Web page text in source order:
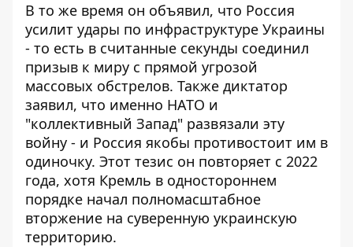
В то же время он объявил, что Россия
усилит удары по инфраструктуре Украины
- то есть в считанные секунды соединил
призыв к миру с прямой угрозой
массовых обстрелов. Также диктатор
заявил, что именно НАТО и
"коллективный Запад" развязали эту
войну - и Россия якобы противостоит им в
одиночку. Этот тезис он повторяет с 2022
года, хотя Кремль в одностороннем
порядке начал полномасштабное
вторжение на суверенную украинскую
территорию.